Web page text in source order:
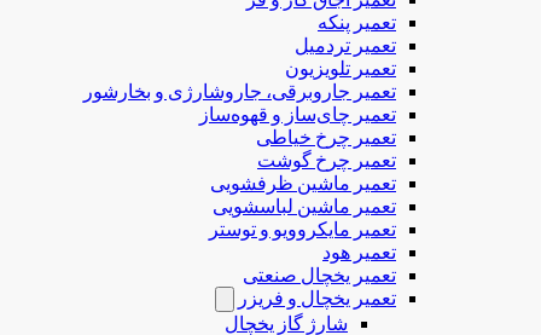
تعمیر پنکه
تعمیر تردمیل
تعمیر تلویزیون
تعمیر جاروبرقی، جاروشارژی و بخارشور
تعمیر چای‌ساز و قهوه‌ساز
تعمیر چرخ خیاطی
تعمیر چرخ گوشت
تعمیر ماشین ظرفشویی
تعمیر ماشین لباسشویی
تعمیر مایکروویو و توستر
تعمیر هود
تعمیر یخچال صنعتی
تعمیر یخچال و فریزر
شارژ گاز یخچال